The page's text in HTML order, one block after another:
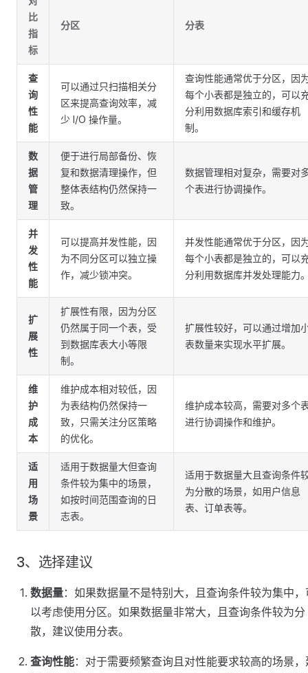
比
指
标
分区 分表
查
询
性
能
可以通过只扫描相关分
区来提高查询效率，减
少 I/O 操作量。
查询性能通常优于分区，因
每个小表都是独立的，可以
分利用数据库索引和缓存机
制。
数
据
管
理
便于进行局部备份、恢
复和数据清理操作，但
整体表结构仍然保持一
致。
数据管理相对复杂，需要对
个表进行协调操作。
并
发
性
能
可以提高并发性能，因
为不同分区可以独立操
作，减少锁冲突。
并发性能通常优于分区，因
每个小表都是独立的，可以
分利用数据库并发处理能力
扩
展
性
扩展性有限，因为分区
仍然属于同一个表，受
到数据库表大小等限
制。
扩展性较好，可以通过增加
表数量来实现水平扩展。
维
护
成
本
维护成本相对较低，因
为表结构仍然保持一
致，只需关注分区策略
的优化。
维护成本较高，需要对多个
进行协调操作和维护。
适
用
场
景
适用于数据量大但查询
条件较为集中的场景，
如按时间范围查询的日
志表。
适用于数据量大且查询条件
为分散的场景，如用户信息
表、订单表等。
3、选择建议
数据量：如果数据量不是特别大，且查询条件较为集中，
以考虑使用分区。如果数据量非常大，且查询条件较为分
散，建议使用分表。
查询性能：对于需要频繁查询且对性能要求较高的场景，